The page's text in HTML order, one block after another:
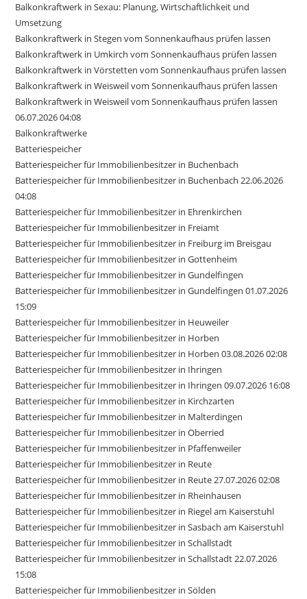
Balkonkraftwerk in Sexau: Planung, Wirtschaftlichkeit und
Umsetzung
Balkonkraftwerk in Stegen vom Sonnenkaufhaus prüfen lassen
Balkonkraftwerk in Umkirch vom Sonnenkaufhaus prüfen lassen
Balkonkraftwerk in Vörstetten vom Sonnenkaufhaus prüfen lassen
Balkonkraftwerk in Weisweil vom Sonnenkaufhaus prüfen lassen
Balkonkraftwerk in Weisweil vom Sonnenkaufhaus prüfen lassen
06.07.2026 04:08
Balkonkraftwerke
Batteriespeicher
Batteriespeicher für Immobilienbesitzer in Buchenbach
Batteriespeicher für Immobilienbesitzer in Buchenbach 22.06.2026
04:08
Batteriespeicher für Immobilienbesitzer in Ehrenkirchen
Batteriespeicher für Immobilienbesitzer in Freiamt
Batteriespeicher für Immobilienbesitzer in Freiburg im Breisgau
Batteriespeicher für Immobilienbesitzer in Gottenheim
Batteriespeicher für Immobilienbesitzer in Gundelfingen
Batteriespeicher für Immobilienbesitzer in Gundelfingen 01.07.2026
15:09
Batteriespeicher für Immobilienbesitzer in Heuweiler
Batteriespeicher für Immobilienbesitzer in Horben
Batteriespeicher für Immobilienbesitzer in Horben 03.08.2026 02:08
Batteriespeicher für Immobilienbesitzer in Ihringen
Batteriespeicher für Immobilienbesitzer in Ihringen 09.07.2026 16:08
Batteriespeicher für Immobilienbesitzer in Kirchzarten
Batteriespeicher für Immobilienbesitzer in Malterdingen
Batteriespeicher für Immobilienbesitzer in Oberried
Batteriespeicher für Immobilienbesitzer in Pfaffenweiler
Batteriespeicher für Immobilienbesitzer in Reute
Batteriespeicher für Immobilienbesitzer in Reute 27.07.2026 02:08
Batteriespeicher für Immobilienbesitzer in Rheinhausen
Batteriespeicher für Immobilienbesitzer in Riegel am Kaiserstuhl
Batteriespeicher für Immobilienbesitzer in Sasbach am Kaiserstuhl
Batteriespeicher für Immobilienbesitzer in Schallstadt
Batteriespeicher für Immobilienbesitzer in Schallstadt 22.07.2026
15:08
Batteriespeicher für Immobilienbesitzer in Sölden